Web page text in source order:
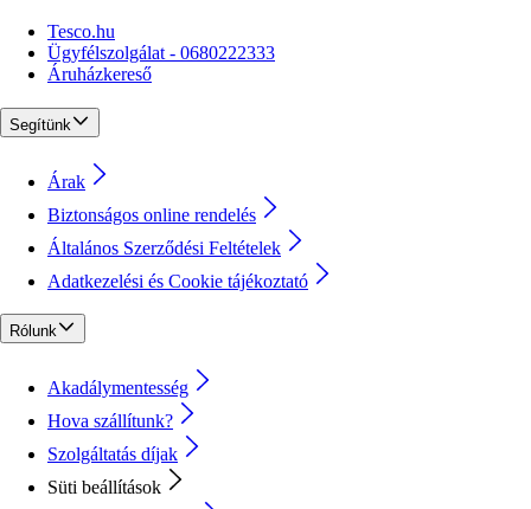
Tesco.hu
Ügyfélszolgálat - 0680222333
Áruházkereső
Segítünk
Árak
Biztonságos online rendelés
Általános Szerződési Feltételek
Adatkezelési és Cookie tájékoztató
Rólunk
Akadálymentesség
Hova szállítunk?
Szolgáltatás díjak
Süti beállítások